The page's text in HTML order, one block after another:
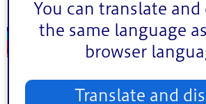
You can translate and
the same language
browser
Translate and
住所
江戸川区平井3丁目21番24号